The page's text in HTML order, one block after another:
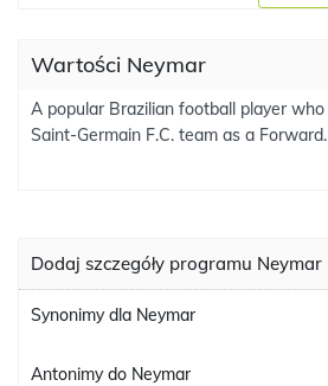
Wartości Neymar
A popular Brazilian football player
Saint-Germain F.C. team as a Forward.
Dodaj szczegóły programu Neymar
Synonimy dla Neymar
Antonimy do Neymar